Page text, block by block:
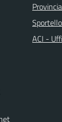
ACI -